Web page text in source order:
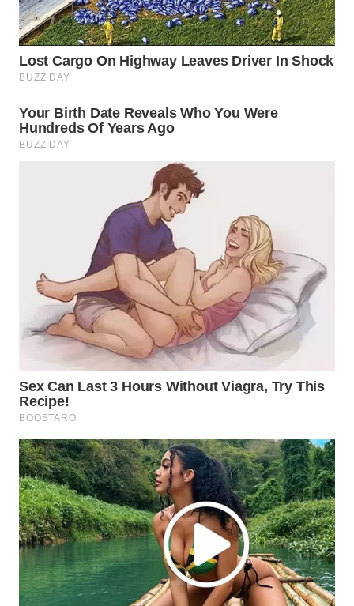
WN
KEPULAUAN
SERIBU
TANGERANG
WN
INDRAMAYU
WN
KUNINGAN
WN
MAJALENGKA
WN
SUBANG
WN
SUKABUMI
WN
PURWAKARTA